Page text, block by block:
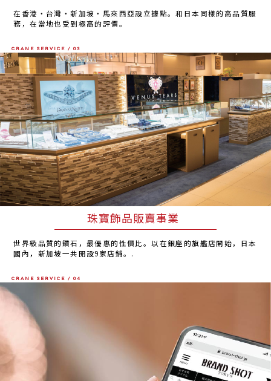
在香港・台灣・新加坡・馬來西亞設立據點。和日本同樣的高品質服
務，在當地也受到極高的評價。
CRANE SERVICE / 03
珠寶飾品販賣事業
世界級品質的鑽石，最優惠的性價比。以在銀座的旗艦店開始，日本
國內，新加坡一共開設9家店鋪。.
CRANE SERVICE / 04